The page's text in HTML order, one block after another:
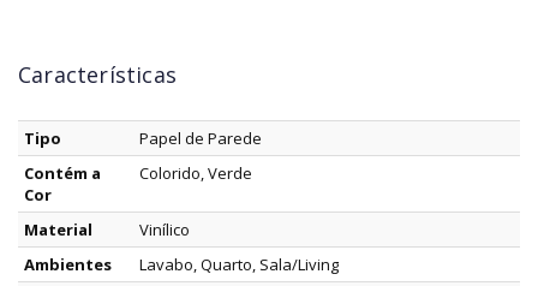
Características
Tipo
Papel de Parede
Contém a
Cor
Colorido, Verde
Material
Vinílico
Ambientes
Lavabo, Quarto, Sala/Living